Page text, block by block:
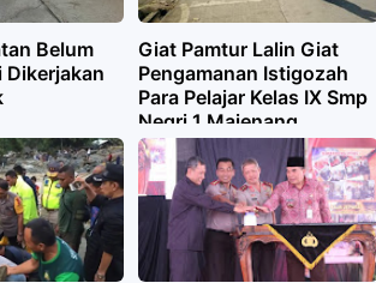
Belum
Dikerjakan
Giat Pamtur Lalin Giat
Pengamanan Istigozah
Para Pelajar Kelas IX Smp
Negri 1 Majenang